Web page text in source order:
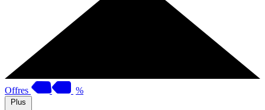
Offres %
Plus